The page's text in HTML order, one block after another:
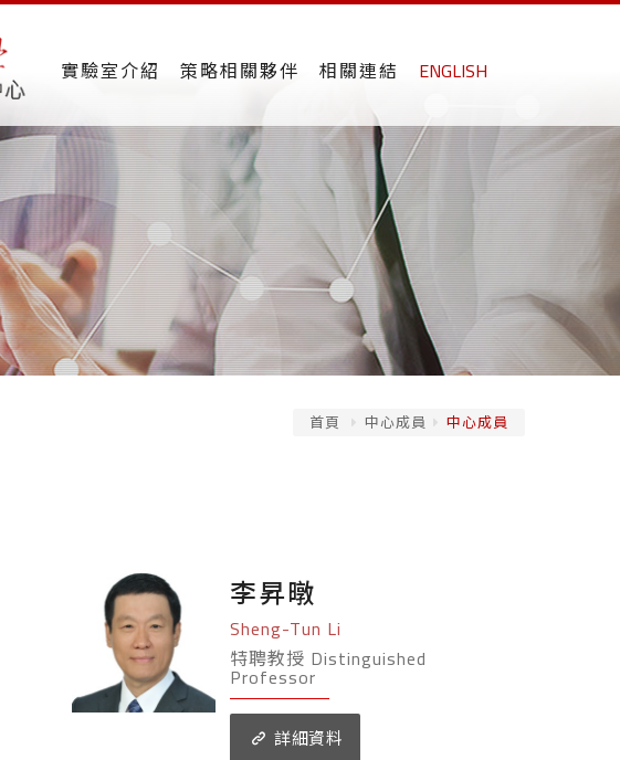
實驗室介紹 策略相關夥伴 相關連結 ENGLISH
首頁 中心成員 中心成員
李昇暾
Sheng-Tun Li
特聘教授 Distinguished
Professor
詳細資料